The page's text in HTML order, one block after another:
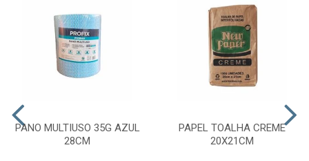
PANO MULTIUSO 35G AZUL
28CM
PAPEL TOALHA CREME
20X21CM